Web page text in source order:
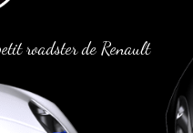
roadster de Renault